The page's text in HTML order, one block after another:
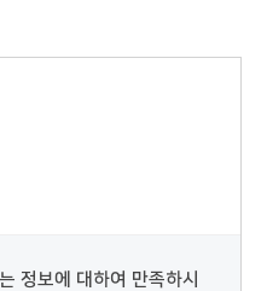
정보에 대하여 만족하시